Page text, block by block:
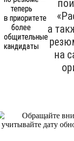
а
на